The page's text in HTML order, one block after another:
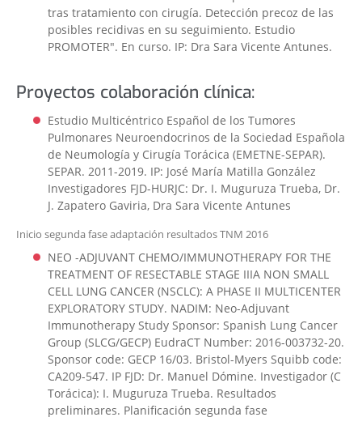
tras tratamiento con cirugía. Detección precoz de las
posibles recidivas en su seguimiento. Estudio
PROMOTER". En curso. IP: Dra Sara Vicente Antunes.
Proyectos colaboración clínica:
Estudio Multicéntrico Español de los Tumores
Pulmonares Neuroendocrinos de la Sociedad Española
de Neumología y Cirugía Torácica (EMETNE-SEPAR).
SEPAR. 2011-2019. IP: José María Matilla González
Investigadores FJD-HURJC: Dr. I. Muguruza Trueba, Dr.
J. Zapatero Gaviria, Dra Sara Vicente Antunes
Inicio segunda fase adaptación resultados TNM 2016
NEO -ADJUVANT CHEMO/IMMUNOTHERAPY FOR THE
TREATMENT OF RESECTABLE STAGE IIIA NON SMALL
CELL LUNG CANCER (NSCLC): A PHASE II MULTICENTER
EXPLORATORY STUDY. NADIM: Neo-Adjuvant
Immunotherapy Study Sponsor: Spanish Lung Cancer
Group (SLCG/GECP) EudraCT Number: 2016-003732-20.
Sponsor code: GECP 16/03. Bristol-Myers Squibb code:
CA209-547. IP FJD: Dr. Manuel Dómine. Investigador (C
Torácica): I. Muguruza Trueba. Resultados
preliminares. Planificación segunda fase